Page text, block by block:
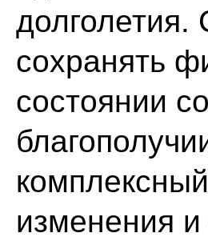
долголетия.
сохранять
состоянии
изменения